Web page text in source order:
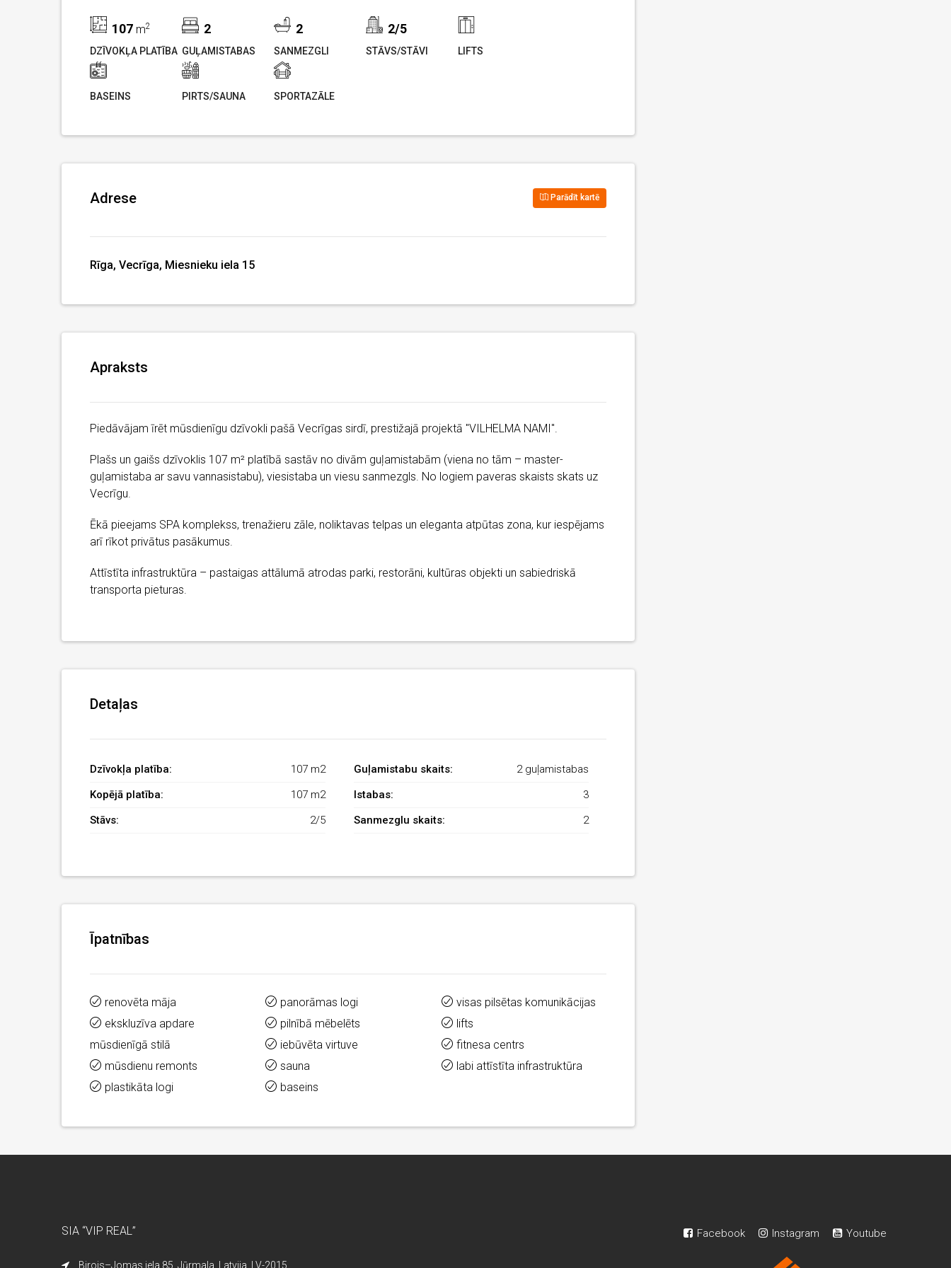
107 m2
DZĪVOKĻA PLATĪBA
2
GUĻAMISTABAS
2
SANMEZGLI
2/5
STĀVS/STĀVI LIFTS
BASEINS PIRTS/SAUNA SPORTAZĀLE
Adrese Parādīt kartē
Rīga, Vecrīga, Miesnieku iela 15
Apraksts
Piedāvājam īrēt mūsdienīgu dzīvokli pašā Vecrīgas sirdī, prestižajā projektā "VILHELMA NAMI".
Plašs un gaišs dzīvoklis 107 m² platībā sastāv no divām guļamistabām (viena no tām – master-
guļamistaba ar savu vannasistabu), viesistaba un viesu sanmezgls. No logiem paveras skaists skats uz
Vecrīgu.
Ēkā pieejams SPA komplekss, trenažieru zāle, noliktavas telpas un eleganta atpūtas zona, kur iespējams
arī rīkot privātus pasākumus.
Attīstīta infrastruktūra – pastaigas attālumā atrodas parki, restorāni, kultūras objekti un sabiedriskā
transporta pieturas.
Detaļas
Dzīvokļa platība:
107 m2
Kopējā platība:
107 m2
Stāvs:
2/5
Guļamistabu skaits:
2 guļamistabas
Istabas:
3
Sanmezglu skaits:
2
Īpatnības
renovēta māja
ekskluzīva apdare
mūsdienīgā stilā
mūsdienu remonts
plastikāta logi
panorāmas logi
pilnībā mēbelēts
iebūvēta virtuve
sauna
baseins
visas pilsētas komunikācijas
lifts
fitnesa centrs
labi attīstīta infrastruktūra
SIA “VIP REAL”
Birojs–Jomas iela 85, Jūrmala, Latvija, LV-2015
Facebook Instagram Youtube